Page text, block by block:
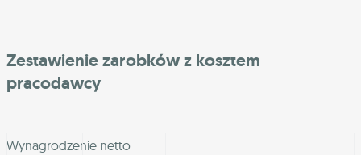
Zestawienie zarobków z kosztem
pracodawcy
Wynagrodzenie netto